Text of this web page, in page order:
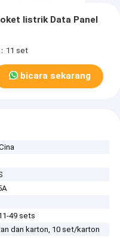
listrik Data Panel
11 set
bicara sekarang
49 sets
dan karton, 10 set/karton